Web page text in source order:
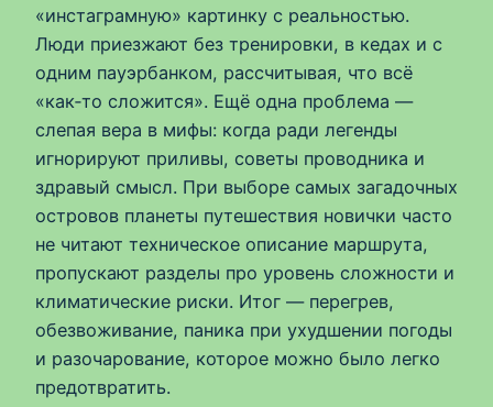
«инстаграмную» картинку с реальностью.
Люди приезжают без тренировки, в кедах и с
одним пауэрбанком, рассчитывая, что всё
«как‑то сложится». Ещё одна проблема —
слепая вера в мифы: когда ради легенды
игнорируют приливы, советы проводника и
здравый смысл. При выборе самых загадочных
островов планеты путешествия новички часто
не читают техническое описание маршрута,
пропускают разделы про уровень сложности и
климатические риски. Итог — перегрев,
обезвоживание, паника при ухудшении погоды
и разочарование, которое можно было легко
предотвратить.